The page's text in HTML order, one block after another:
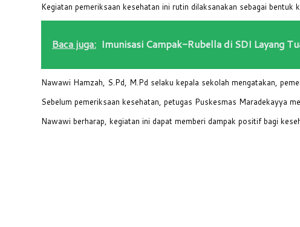
Kegiatan pemeriksaan kesehatan ini rutin dilaksanakan sebagai
Baca juga: Imunisasi Campak-Rubella di SDI Layang
Nawawi Hamzah, S.Pd, M.Pd selaku kepala sekolah mengatakan,
Sebelum pemeriksaan kesehatan, petugas Puskesmas Maradekayya
Nawawi berharap, kegiatan ini dapat memberi dampak positif bagi